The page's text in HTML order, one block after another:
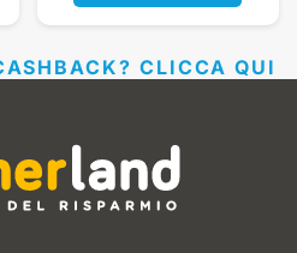
CLICCA QUI